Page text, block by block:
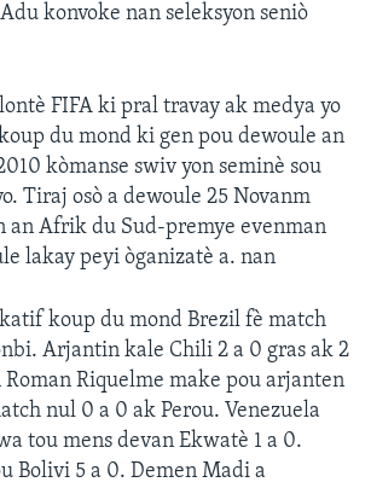
konvoke nan seleksyon seniò
FIFA ki pral travay ak medya yo
du mond ki gen pou dewoule an
kòmanse swiv yon seminè sou
Tiraj osò a dewoule 25 Novanm
an Afrik du Sud-premye evenman
lakay peyi òganizatè a. nan
koup du mond Brezil fè match
Arjantin kale Chili 2 a 0 gras ak 2
Roman Riquelme make pou arjanten
nul 0 a 0 ak Perou. Venezuela
tou mens devan Ekwatè 1 a 0.
Bolivi 5 a 0. Demen Madi a